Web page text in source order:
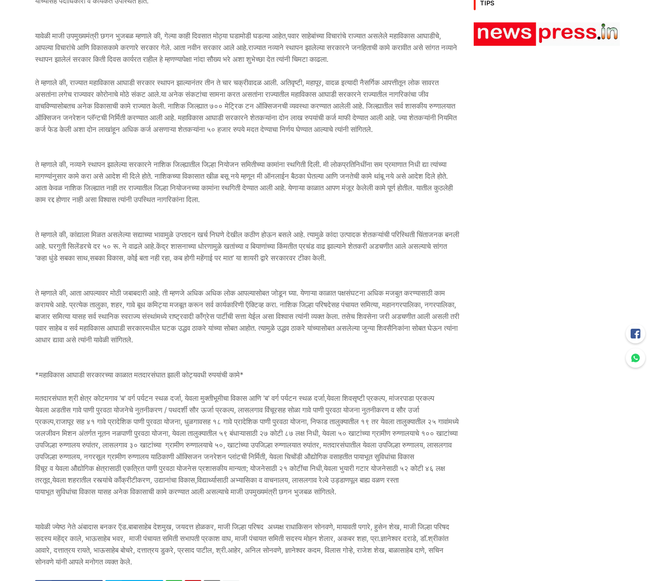
यावेळी माजी उपमुख्यमंत्री छगन भुजबळ म्हणाले की, गेल्या काही दिवसात मोठ्या घडामोडी घडल्या आहेत,पवार साहेबांच्या विचारांचे राज्यात असलेले महाविकास आघाडीचे,
आपल्या विचारांचे आणि विकासकामे करणारे सरकार गेले. आता नवीन सरकार आले आहे.राज्यात नव्याने स्थापन झालेल्या सरकारने जनहिताची कामे करावीत असे सांगत नव्याने
स्थापन झालेलं सरकार किती दिवस कार्यरत राहील हे म्हणण्यापेक्षा नांदा सौख्य भरे अशा शुभेच्छा देत त्यांनी चिमटा काढला.
ते म्हणाले की, राज्यात महाविकास आघाडी सरकार स्थापन झाल्यानंतर तीन ते चार चक्रीवादळ आली. अतिवृष्टी, महापूर, वादळ इत्यादी नैसर्गिक आपत्तीतून लोक सावरत
असतांना लगेच राज्यावर कोरोनाचे मोठे संकट आले.या अनेक संकटांचा सामना करत असतांना राज्यातील महाविकास आघाडी सरकारने राज्यातील नागरिकांचा जीव
वाचविण्यासोबतच अनेक विकासाची कामे राज्यात केली. नाशिक जिल्ह्यात ७०० मेट्रिक टन ऑक्सिजनची व्यवस्था करण्यात आलेली आहे. जिल्ह्यातील सर्व शासकीय रुग्णालयात
ऑक्सिजन जनरेशन प्लॅन्टची निर्मिती करण्यात आली आहे. महाविकास आघाडी सरकारने शेतकऱ्यांना दोन लाख रुपयांची कर्ज माफी देण्यात आली आहे. ज्या शेतकऱ्यांनी नियमित
कर्ज फेड केली अशा दोन लाखांहून अधिक कर्ज असणाऱ्या शेतकऱ्यांना ५० हजार रुपये मदत देण्याचा निर्णय घेण्यात आल्याचे त्यांनी सांगितले.
ते म्हणाले की, नव्याने स्थापन झालेल्या सरकारने नाशिक जिल्ह्यातील जिल्हा नियोजन समितीच्या कामांना स्थगिती दिली. मी लोकप्रतिनिधींना सम प्रमाणात निधी द्या त्यांच्या
मागण्यांनुसार कामे करा असे आदेश मी दिले होते. नाशिकच्या विकासात खीळ बसू नये म्हणून मी ऑनलाईन बैठका घेतल्या आणि जनतेची कामे थांबू नये असे आदेश दिले होते.
आता केवळ नाशिक जिल्ह्यात नाही तर राज्यातील जिल्हा नियोजनच्या कामांना स्थगिती देण्यात आली आहे. येणाऱ्या काळात आपण मंजूर केलेली कामे पूर्ण होतील. यातील कुठलेही
काम रद्द होणार नाही असा विश्वास त्यांनी उपस्थित नागरिकांना दिला.
ते म्हणाले की, कांद्याला मिळत असलेल्या सद्याच्या भावामुळे उप्तादन खर्च निघणे देखील कठीण होऊन बसले आहे. त्यामुळे कांदा उत्पादक शेतकऱ्यांची परिस्थिती चिंताजनक बनली
आहे. घरगुती सिलेंडरचे दर ५० रू. ने वाढले आहे.केंद्र शासनाच्या धोरणामुळे खतांच्या व बियाणांच्या किंमतीत प्रचंड वाढ झाल्याने शेतकरी अडचणीत आले असल्याचे सांगत
'कहा धुंडे सबका साथ,सबका विकास, कोई बता नही रहा, कब होगी महेंगाई पर मात' या शायरी द्वारे सरकारवर टीका केली.
ते म्हणाले की, आता आपल्यावर मोठी जबाबदारी आहे. ती म्हणजे अधिक अधिक लोक आपल्यासोबत जोडून घ्या. येणाऱ्या काळात पक्षसंघटना अधिक मजबुत करण्यासाठी काम
करायचे आहे. प्रत्येक तालुका, शहर, गावे बूथ कमिट्या मजबूत करून सर्व कार्यकारिणी ऍक्टिव्ह करा. नाशिक जिल्हा परिषदेसह पंचायत समित्या, महानगरपालिका, नगरपालिका,
बाजार समित्या यासह सर्व स्थानिक स्वराज्य संस्थांमध्ये राष्ट्रवादी काँग्रेस पार्टीची सत्ता येईल असा विश्वास त्यांनी व्यक्त केला. तसेच शिवसेना जरी अडचणीत आली असली तरी
पवार साहेब व सर्व महाविकास आघाडी सरकारमधील घटक उद्धव ठाकरे यांच्या सोबत आहोत. त्यामुळे उद्धव ठाकरे यांच्यासोबत असलेल्या जुन्या शिवसैनिकांना सोबत घेऊन त्यांना
आधार द्यावा असे त्यांनी यावेळी सांगितले.
*महाविकास आघाडी सरकारच्या काळात मतदारसंघात झाली कोट्यवधी रुपयांची कामे*
मतदारसंघात श्री क्षेत्र कोटमगाव 'ब' वर्ग पर्यटन स्थळ दर्जा, येवला मुक्तीभूमीचा विकास आणि 'ब' वर्ग पर्यटन स्थळ दर्जा,येवला शिवसृष्टी प्रकल्प, मांजरपाडा प्रकल्प
येवला अडतीस गावे पाणी पुरवठा योजनेचे नुतनीकरण / पथदर्शी सौर ऊर्जा प्रकल्प, लासलगाव विंचूरसह सोळा गावे पाणी पुरवठा योजना नुतनीकरण व सौर उर्जा
प्रकल्प,राजापूर सह ४१ गावे प्रादेशिक पाणी पुरवठा योजना, धुळगावसह १८ गावे प्रादेशिक पाणी पुरवठा योजना, निफाड तालुक्यातील १९ तर येवला तालुक्यातील २५ गावांमध्ये
जलजीवन मिशन अंतर्गत नूतन नळपाणी पुरवठा योजना, येवला तालुक्यातील ५९ बंधाऱ्यासाठी २७ कोटी ८७ लक्ष निधी, येवला ५० खाटांच्या ग्रामीण रुग्णालयाचे १०० खाटांच्या
उपजिल्हा रुग्णालय रुपांतर, लासलगाव ३० खाटांच्या ग्रामीण रुग्णालयाचे ५०, खाटांच्या उपजिल्हा रुग्णालयात रुपांतर, मतदारसंघातील येवला उपजिल्हा रुग्णालय, लासलगाव
उपजिल्हा रुग्णालय, नगरसूल ग्रामीण रुग्णालय याठिकाणी ऑक्सिजन जनरेशन प्लांटची निर्मिती, येवला चिचोंडी औद्योगिक वसाहतीत पायाभूत सुविधांचा विकास
विंचूर व येवला औद्योगिक क्षेत्रासाठी एकत्रित पाणी पुरवठा योजनेस प्रशासकीय मान्यता; योजनेसाठी २१ कोटींचा निधी,येवला भुयारी गटार योजनेसाठी ५२ कोटी ४६ लक्ष
तरतूद,येवला शहरातील रस्त्यांचे काँक्रीटीकरण, उद्यानांचा विकास,विद्यार्थ्यासाठी अभ्यासिका व वाचनालय, लासलगाव रेल्वे उड्डाणपूल बाह्य वळण रस्ता
पायाभूत सुविधांचा विकास यासह अनेक विकासाची कामे करण्यात आली असल्याचे माजी उपमुख्यमंत्री छगन भुजबळ सांगितले.
यावेळी ज्येष्ठ नेते अंबादास बनकर ऍड.बाबासाहेब देशमुख, जयदत्त होळकर, माजी जिल्हा परिषद अध्यक्ष राधाकिसन सोनवणे, मायावती पगारे, हुसेन शेख, माजी जिल्हा परिषद
सदस्य महेंद्र काले, भाऊसाहेब भवर, माजी पंचायत समिती सभापती प्रकाश वाघ, माजी पंचायत समिती सदस्य मोहन शेलार, अकबर शहा, प्रा.ज्ञानेश्वर दराडे, डॉ.श्रीकांत
आवारे, दत्तात्रय रायते, भाऊसाहेब बोचरे, दत्तात्रय डुकरे, प्रसाद पाटील, श्री.आहेर, अनिल सोनवणे, ज्ञानेश्वर कदम, विलास गोऱ्हे, राजेश शेख, बाळासाहेब दाणे, सचिन
सोनवणे यांनी आपले मनोगत व्यक्त केले.
TIPS